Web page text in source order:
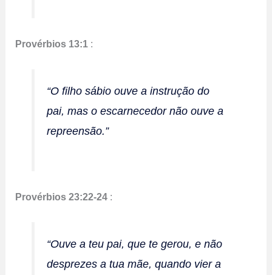
Provérbios 13:1 :
“O filho sábio ouve a instrução do
pai, mas o escarnecedor não ouve a
repreensão.”
Provérbios 23:22-24 :
“Ouve a teu pai, que te gerou, e não
desprezes a tua mãe, quando vier a